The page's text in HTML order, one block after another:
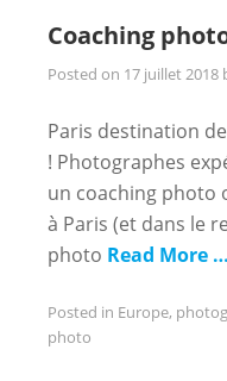
Coaching
Posted on 17 juillet 2018
Paris destination
! Photographes
un coaching photo
à Paris (et dans le
photo Read More …
Posted in Europe,
photo